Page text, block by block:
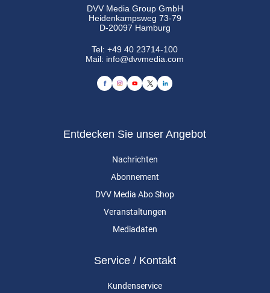
DVV Media Group GmbH
Heidenkampsweg 73-79
D-20097 Hamburg
Tel:+49 40 23714-100
Mail: info@dvvmedia.com
Entdecken Sie unser Angebot
Nachrichten
Abonnement
DVV Media Abo Shop
Veranstaltungen
Mediadaten
Service / Kontakt
Kundenservice